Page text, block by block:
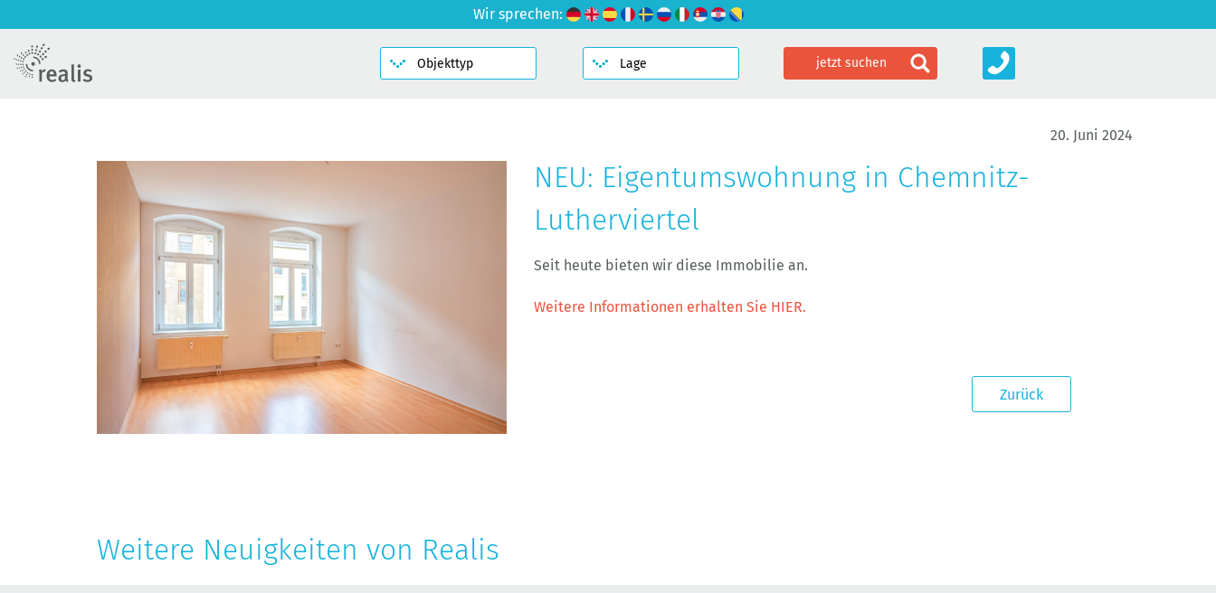
Wir sprechen:
20. Juni 2024
NEU: Eigentumswohnung in Chemnitz-
Lutherviertel
Seit heute bieten wir diese Immobilie an.
Weitere Informationen erhalten Sie HIER.
Zurück
Weitere Neuigkeiten von Realis